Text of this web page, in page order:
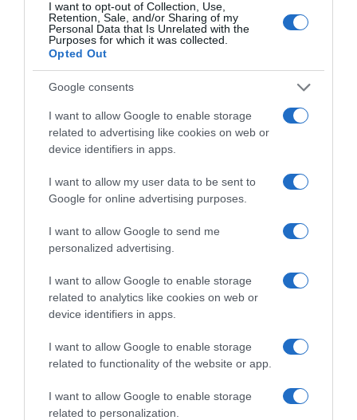
I want to opt-out of Collection, Use,
Retention, Sale, and/or Sharing of my
Personal Data that Is Unrelated with the
Purposes for which it was collected.
Opted Out
Google consents
I want to allow Google to enable storage
related to advertising like cookies on web or
device identifiers in apps.
I want to allow my user data to be sent to
Google for online advertising purposes.
I want to allow Google to send me
personalized advertising.
I want to allow Google to enable storage
related to analytics like cookies on web or
device identifiers in apps.
I want to allow Google to enable storage
related to functionality of the website or app.
I want to allow Google to enable storage
related to personalization.
Αλγερία και μετανάστες προς την
Ευρώπη
Οι ισπανικές αρχές προχώρησαν σε 78 συλλήψεις - Πώς
Η Σαουδική Αραβία, η Τουρκία και το
συμφωνία